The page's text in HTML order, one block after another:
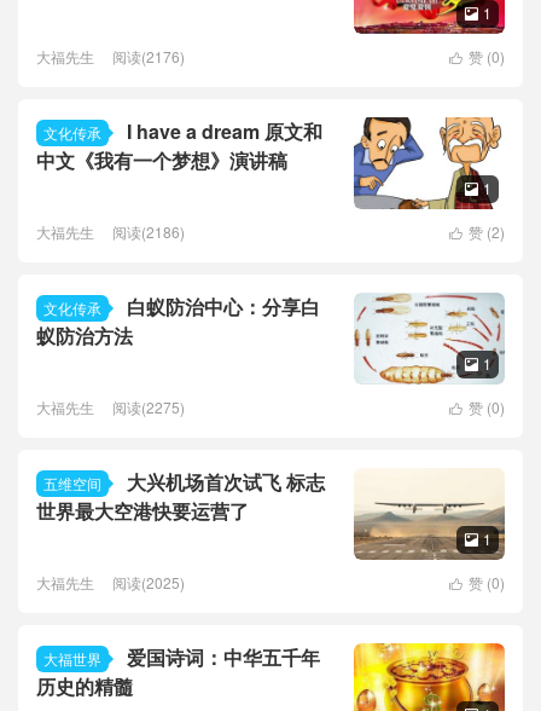
 1
 赞 (0)
大福先生 阅读(2176)
文化传承
I have a dream 原文和
中文《我有一个梦想》演讲稿
 1
 赞 (2)
大福先生 阅读(2186)
文化传承
白蚁防治中心：分享白
蚁防治方法
 1
 赞 (0)
大福先生 阅读(2275)
五维空间
大兴机场首次试飞 标志
世界最大空港快要运营了
 1
 赞 (0)
大福先生 阅读(2025)
大福世界
爱国诗词：中华五千年
历史的精髓